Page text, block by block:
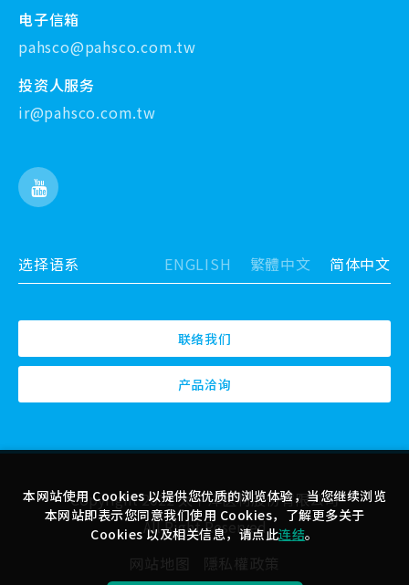
电子信箱
pahsco@pahsco.com.tw
投资人服务
ir@pahsco.com.tw
选择语系 ENGLISH 繁體中文 简体中文
联络我们
产品洽询
Copyright 2022 太平洋医材股份有限公司
All Right Reserved
网站地图
隱私權政策
本网站使用 Cookies 以提供您优质的浏览体验，当您继续浏览
本网站即表示您同意我们使用 Cookies，了解更多关于
Cookies 以及相关信息，请点此连结。